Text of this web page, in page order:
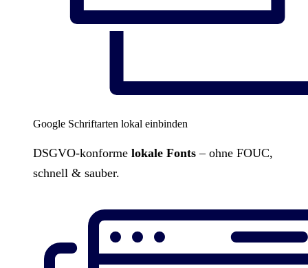
Google Schriftarten lokal einbinden
DSGVO-konforme lokale Fonts – ohne FOUC,
schnell & sauber.